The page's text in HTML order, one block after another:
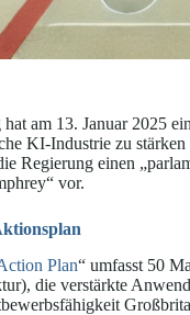
am 13. Januar 2025
KI-Industrie zu
Regierung einen
vor.
Plan“ umfasst 50
die verstärkte